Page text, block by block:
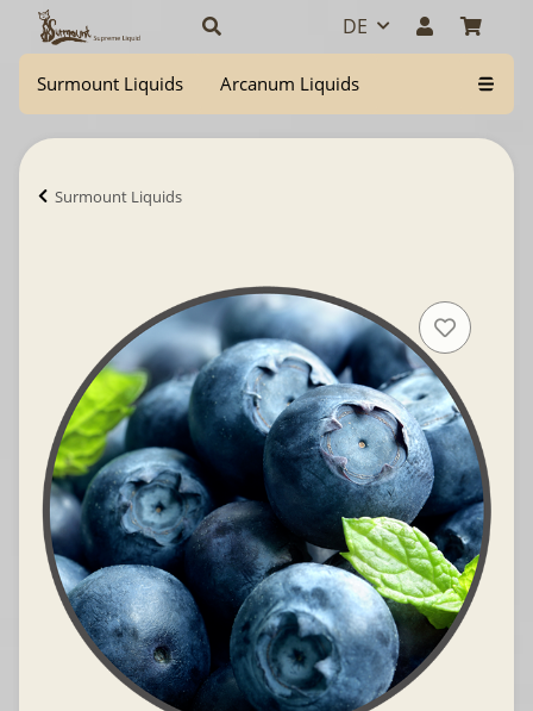
DE
Surmount Liquids Arcanum Liquids
Surmount Liquids